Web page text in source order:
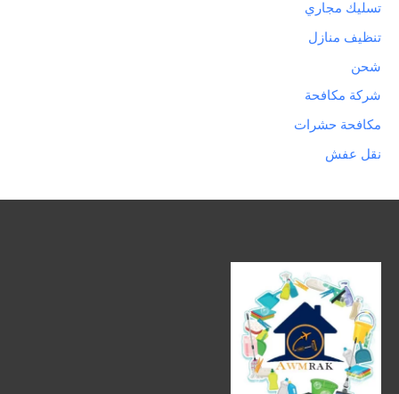
تسليك مجاري
تنظيف منازل
شحن
شركة مكافحة
مكافحة حشرات
نقل عفش